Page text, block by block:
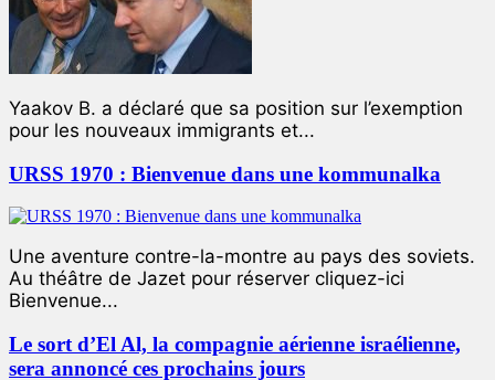
Yaakov B. a déclaré que sa position sur l’exemption
pour les nouveaux immigrants et...
URSS 1970 : Bienvenue dans une kommunalka
Une aventure contre-la-montre au pays des soviets.
Au théâtre de Jazet pour réserver cliquez-ici
Bienvenue...
Le sort d’El Al, la compagnie aérienne israélienne,
sera annoncé ces prochains jours